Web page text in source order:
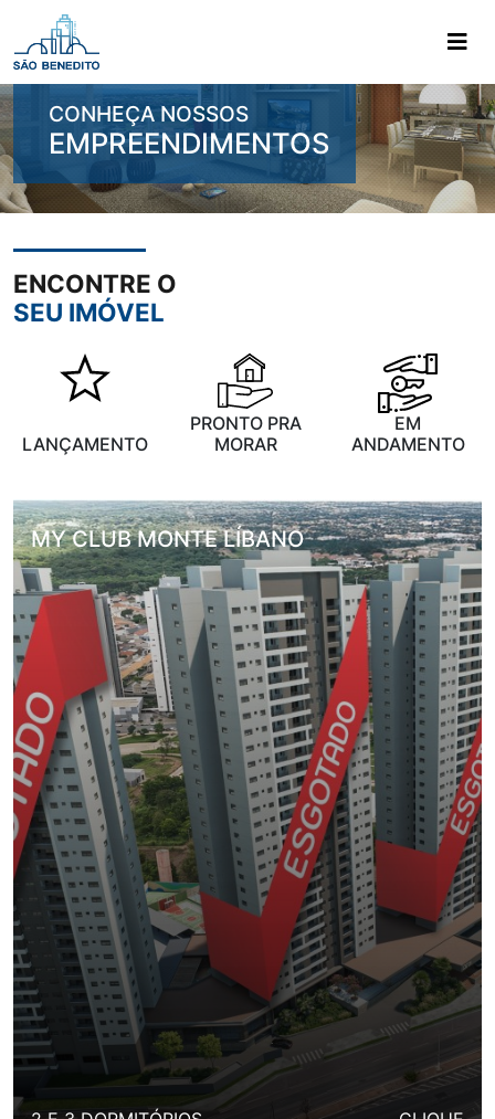
Ir para o menu principal
Ir para o conteudo principal
CONHEÇA NOSSOS
EMPREENDIMENTOS
ENCONTRE O
SEU IMÓVEL
LANÇAMENTO
PRONTO PRA
MORAR
EM
ANDAMENTO
MY CLUB MONTE LÍBANO